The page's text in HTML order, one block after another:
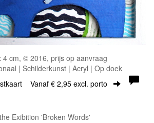
4 cm, © 2016, prijs op aanvraag
| Schilderkunst | Acryl | Op doek
Vanaf € 2,95 excl. porto
Exibition 'Broken Words'